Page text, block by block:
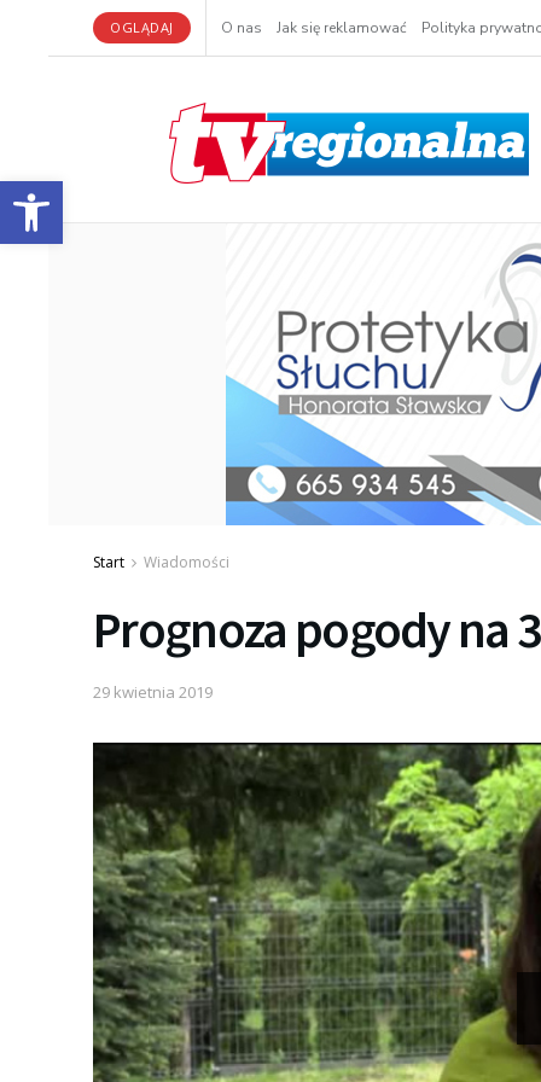
Otwórz pasek narzędzi
OGLĄDAJ O nas Jak się reklamować Polityka
Start Wiadomości
Prognoza pogody na
29 kwietnia 2019